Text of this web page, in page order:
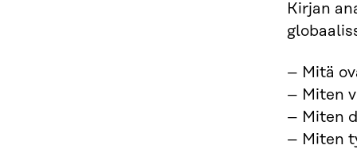
Kirjan
– Mitä
– Miten
– Miten
– Miten